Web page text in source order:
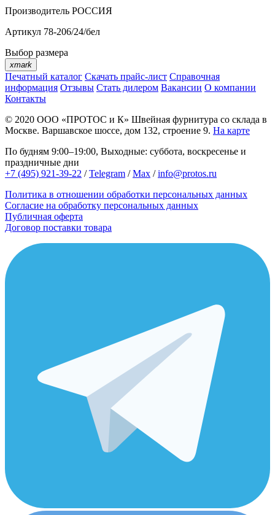
Производитель РОССИЯ
Артикул 78-206/24/бел
Выбор размера
xmark
Печатный каталог Скачать прайс-лист Справочная
информация Отзывы Стать дилером Вакансии О компании
Контакты
© 2020 ООО «ПРОТОС и К» Швейная фурнитура со склада в
Москве. Варшавское шоссе, дом 132, строение 9. На карте
По будням 9:00–19:00, Выходные: суббота, воскресенье и
праздничные дни
+7 (495) 921-39-22 /Telegram /Max /info@protos.ru
Политика в отношении обработки персональных данных
Согласие на обработку персональных данных
Публичная оферта
Договор поставки товара